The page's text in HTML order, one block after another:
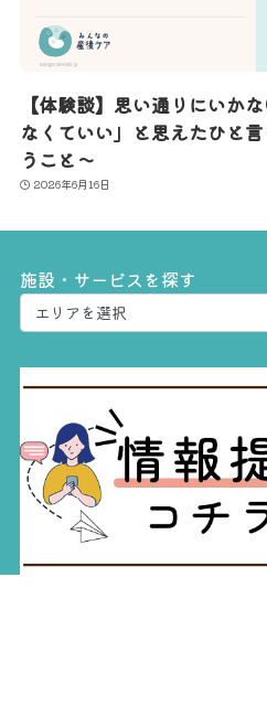
【体験談】思い通りにいか
なくていい」と思えたひと
うこと〜
2026年6月16日
施設・サービスを探す